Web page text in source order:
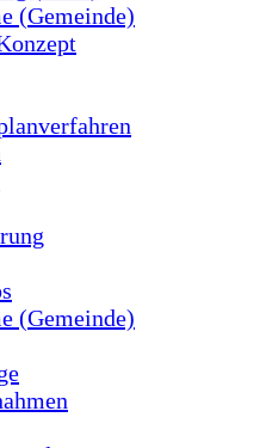
(Gemeinde)
(Gemeinde)